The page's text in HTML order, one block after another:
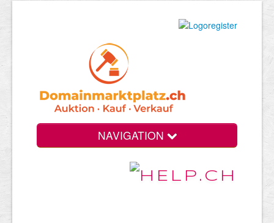
NAVIGATION